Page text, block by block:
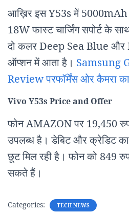
आख़िर इस Y53s में 5000mAh
18W फास्ट चार्जिंग सपोर्ट के
दो कलर Deep Sea Blue
ऑप्शन में आता है। Samsung
Review परफॉर्मेंस ओर कैमरा का
Vivo Y53s Price and Offer
फोन AMAZON पर 19,450
उपलब्ध है। डेबिट और क्रेडिट
छूट मिल रही है। फोन को 849
सकते हैं।
Categories: TECH NEWS